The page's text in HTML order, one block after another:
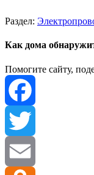
Раздел:
Как дома
Помогите сайту,
Facebook
Twitter